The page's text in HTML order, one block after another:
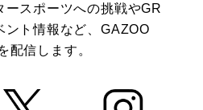
ースポーツへの挑戦やGR
ント情報など、GAZOO
配信します。